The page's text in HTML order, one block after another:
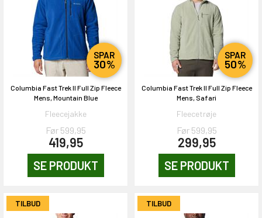
SPAR
30%
Columbia Fast Trek II Full Zip Fleece
Mens, Mountain Blue
Fleecejakke
Før 599,95
419,95
SE PRODUKT
SPAR
50%
Columbia Fast Trek II Full Zip Fleece
Mens, Safari
Fleecetrøje
Før 599,95
299,95
SE PRODUKT
TILBUD TILBUD